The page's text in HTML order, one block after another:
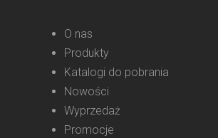
O nas
Produkty
Katalogi do pobrania
Nowości
Wyprzedaż
Promocje